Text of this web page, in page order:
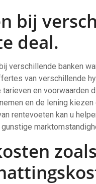
bij
deal.
verschillende banken
van verschillende
en voorwaarden
en de lening
rentevoeten kan u
zoals